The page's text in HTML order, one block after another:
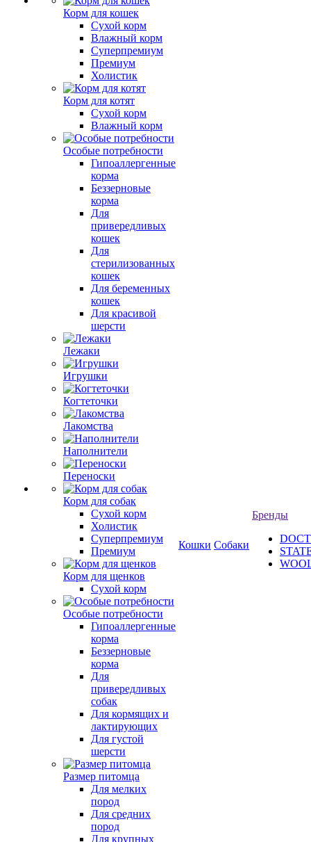
Корм для кошек
Сухой корм
Влажный корм
Суперпремиум
Премиум
Холистик
Корм для котят
Сухой корм
Влажный корм
Особые потребности
Гипоаллергенные
корма
Беззерновые
корма
Для
привередливых
кошек
Для
стерилизованных
кошек
Для беременных
кошек
Для красивой
шерсти
Лежаки
Игрушки
Когтеточки
Лакомства
Наполнители
Переноски
Корм для собак
Сухой корм
Холистик
Суперпремиум
Премиум
Корм для щенков
Сухой корм
Особые потребности
Гипоаллергенные
корма
Беззерновые
корма
Для
привередливых
собак
Для кормящих и
лактирующих
Для густой
шерсти
Размер питомца
Для мелких
пород
Для средних
пород
Для крупных
Кошки Собаки
Бренды